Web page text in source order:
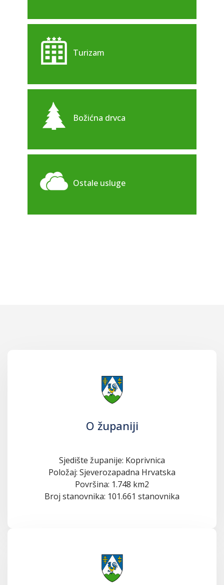
Turizam
Božićna drvca
Ostale usluge
O županiji
Sjedište županije: Koprivnica
Položaj: Sjeverozapadna Hrvatska
Površina: 1.748 km2
Broj stanovnika: 101.661 stanovnika